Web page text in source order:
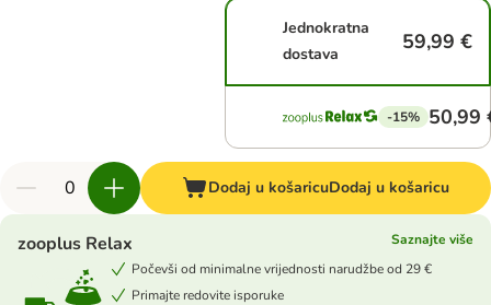
Jednokratna
dostava
59,99 €
-15% 50,99
Dodaj u košaricuDodaj u košaricu
zooplus Relax
Saznajte više
Počevši od minimalne vrijednosti narudžbe od 29 €
Primajte redovite isporuke